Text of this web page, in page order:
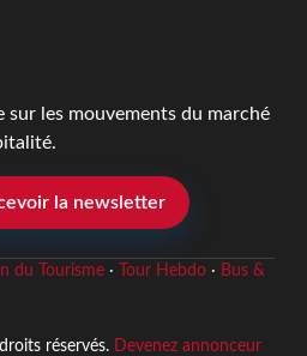
sur les mouvements du marché
la newsletter
du Tourisme· Tour Hebdo· Bus &
réservés. Devenez annonceur